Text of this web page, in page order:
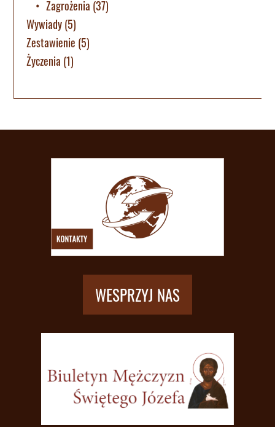
Zagrożenia (37)
Wywiady(5)
Zestawienie (5)
Życzenia (1)
WESPRZYJ NAS